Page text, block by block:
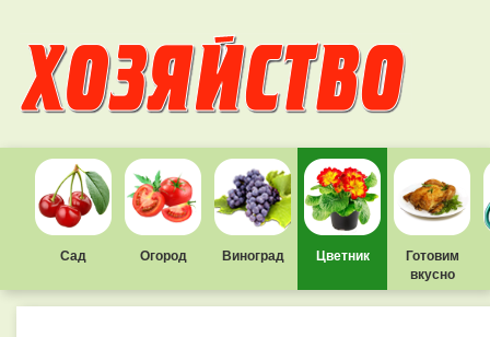
Сад Огород Виноград Цветник
Готовим
вкусно